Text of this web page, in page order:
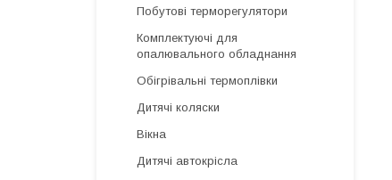
Побутові терморегулятори
Комплектуючі для
опалювального обладнання
Обігрівальні термоплівки
Дитячі коляски
Вікна
Дитячі автокрісла